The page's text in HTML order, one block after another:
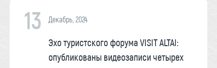
13 Декабрь, 2024
Эхо туристского форума VISIT ALTAI:
опубликованы видеозаписи четырех